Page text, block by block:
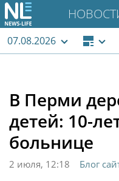
07.08.2026
В Перми
детей: 10-
больнице
2 июля, 12:18
Блог